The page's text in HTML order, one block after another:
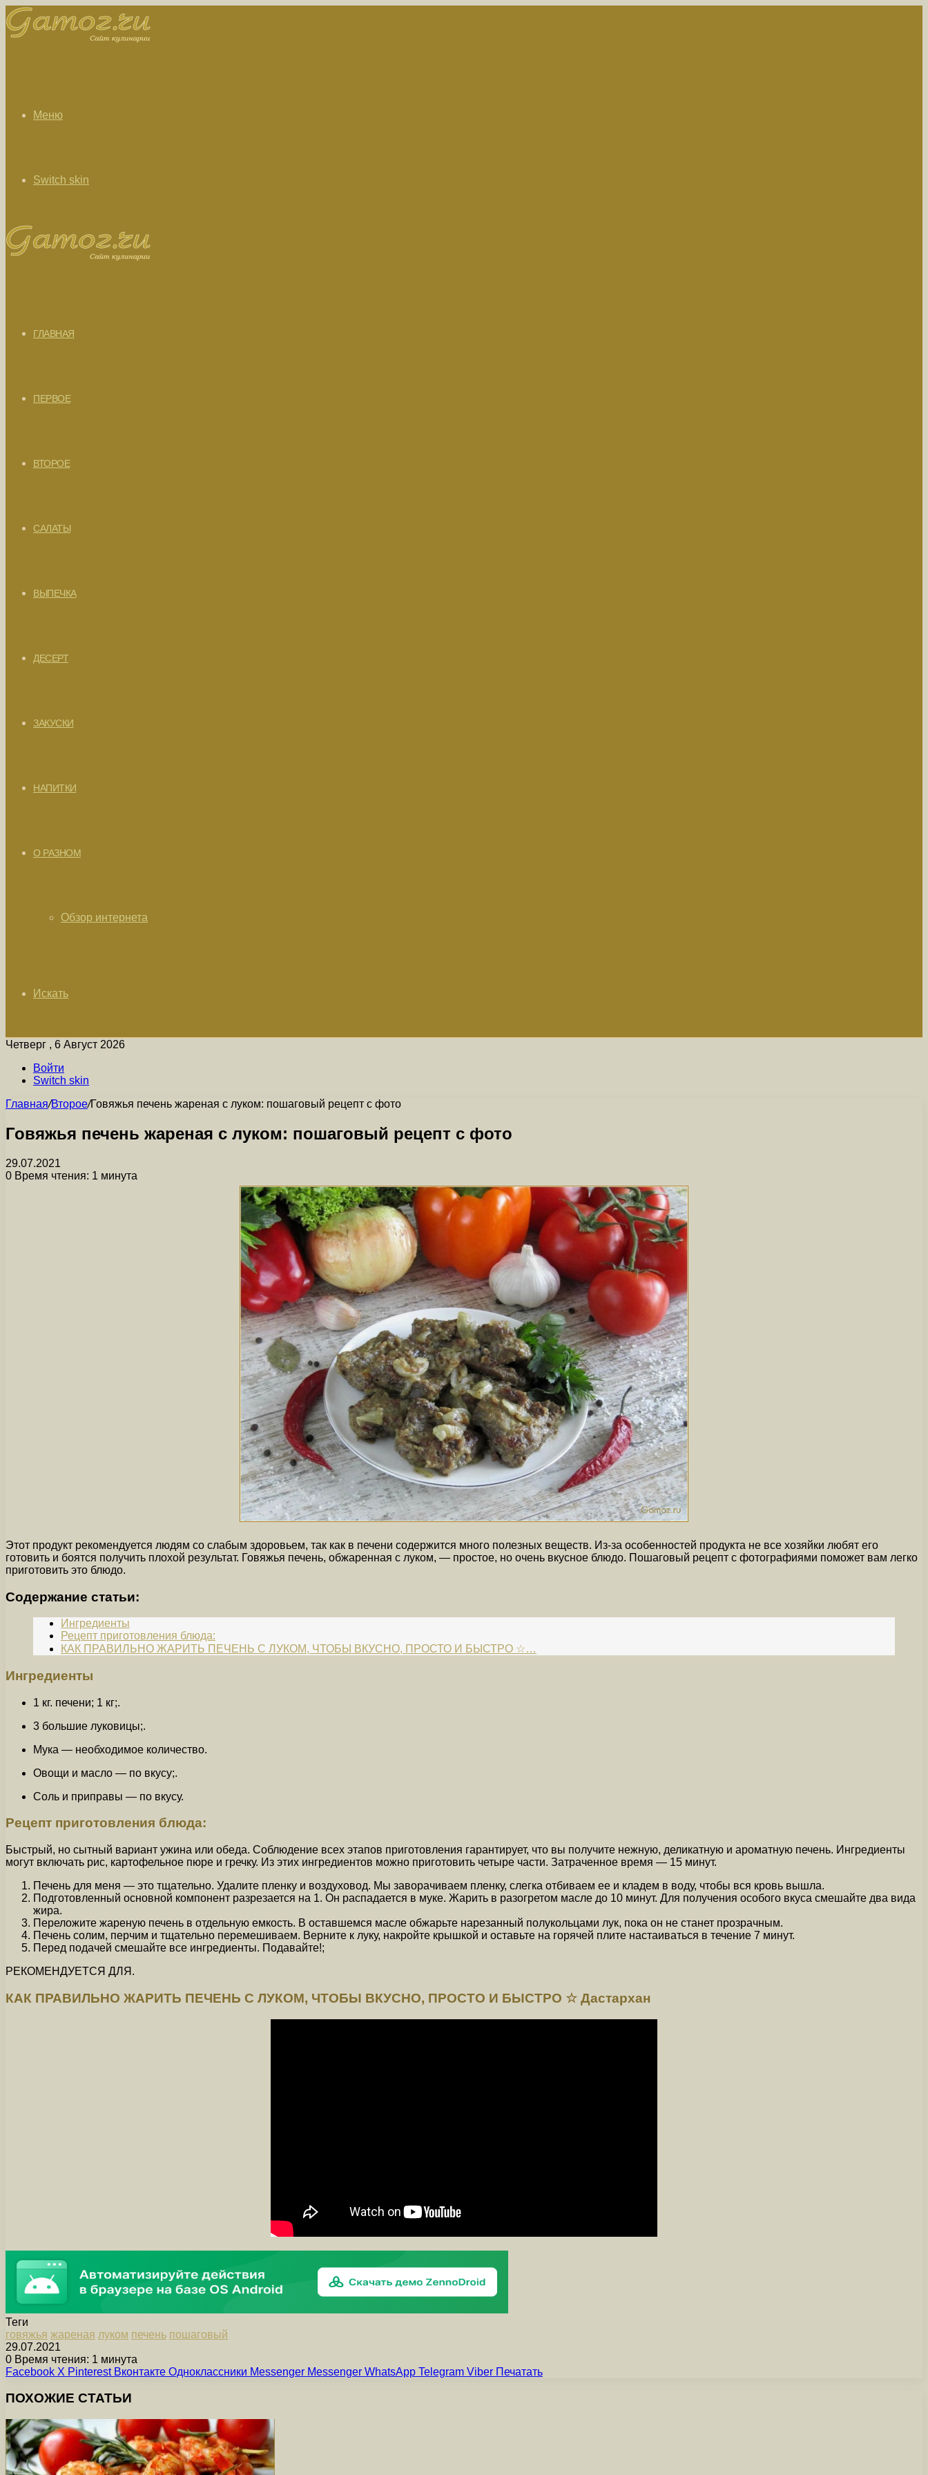
Меню
Switch skin
ГЛАВНАЯ
ПЕРВОЕ
ВТОРОЕ
САЛАТЫ
ВЫПЕЧКА
ДЕСЕРТ
ЗАКУСКИ
НАПИТКИ
О РАЗНОМ
Обзор интернета
Искать
Четверг , 6 Август 2026
Войти
Switch skin
Главная/Второе/Говяжья печень жареная с луком: пошаговый рецепт с фото
Говяжья печень жареная с луком: пошаговый рецепт с фото
29.07.2021
0 Время чтения: 1 минута
Этот продукт рекомендуется людям со слабым здоровьем, так как в печени содержится много полезных веществ. Из-за особенностей продукта не все хозяйки любят его
готовить и боятся получить плохой результат. Говяжья печень, обжаренная с луком, — простое, но очень вкусное блюдо. Пошаговый рецепт с фотографиями поможет вам легко
приготовить это блюдо.
Содержание статьи:
Ингредиенты
Рецепт приготовления блюда:
КАК ПРАВИЛЬНО ЖАРИТЬ ПЕЧЕНЬ С ЛУКОМ, ЧТОБЫ ВКУСНО, ПРОСТО И БЫСТРО ☆…
Ингредиенты
1 кг. печени; 1 кг;.
3 большие луковицы;.
Мука — необходимое количество.
Овощи и масло — по вкусу;.
Соль и приправы — по вкусу.
Рецепт приготовления блюда:
Быстрый, но сытный вариант ужина или обеда. Соблюдение всех этапов приготовления гарантирует, что вы получите нежную, деликатную и ароматную печень. Ингредиенты
могут включать рис, картофельное пюре и гречку. Из этих ингредиентов можно приготовить четыре части. Затраченное время — 15 минут.
Печень для меня — это тщательно. Удалите пленку и воздуховод. Мы заворачиваем пленку, слегка отбиваем ее и кладем в воду, чтобы вся кровь вышла.
Подготовленный основной компонент разрезается на 1. Он распадается в муке. Жарить в разогретом масле до 10 минут. Для получения особого вкуса смешайте два вида
жира.
Переложите жареную печень в отдельную емкость. В оставшемся масле обжарьте нарезанный полукольцами лук, пока он не станет прозрачным.
Печень солим, перчим и тщательно перемешиваем. Верните к луку, накройте крышкой и оставьте на горячей плите настаиваться в течение 7 минут.
Перед подачей смешайте все ингредиенты. Подавайте!;
РЕКОМЕНДУЕТСЯ ДЛЯ.
КАК ПРАВИЛЬНО ЖАРИТЬ ПЕЧЕНЬ С ЛУКОМ, ЧТОБЫ ВКУСНО, ПРОСТО И БЫСТРО ☆ Дастархан
Теги
говяжья жареная луком печень пошаговый
29.07.2021
0 Время чтения: 1 минута
Facebook X Pinterest Вконтакте Одноклассники Messenger Messenger WhatsApp Telegram Viber Печатать
ПОХОЖИЕ СТАТЬИ